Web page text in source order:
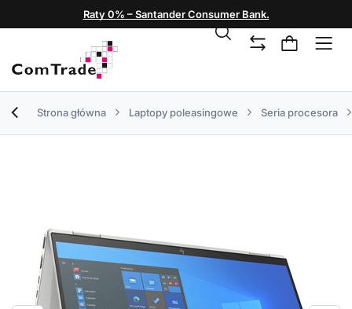
Raty 0% – Santander Consumer Bank.
Strona główna Laptopy poleasingowe Seria procesora